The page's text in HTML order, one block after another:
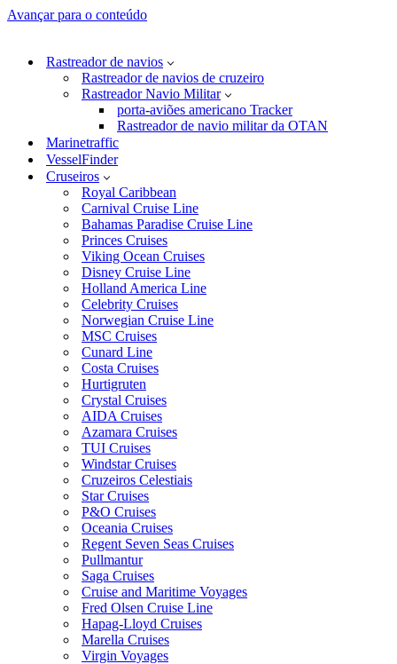
Avançar para o conteúdo
Rastreador de navios
Rastreador de navios de cruzeiro
Rastreador Navio Militar
porta-aviões americano Tracker
Rastreador de navio militar da OTAN
Marinetraffic
VesselFinder
Cruseiros
Royal Caribbean
Carnival Cruise Line
Bahamas Paradise Cruise Line
Princes Cruises
Viking Ocean Cruises
Disney Cruise Line
Holland America Line
Celebrity Cruises
Norwegian Cruise Line
MSC Cruises
Cunard Line
Costa Cruises
Hurtigruten
Crystal Cruises
AIDA Cruises
Azamara Cruises
TUI Cruises
Windstar Cruises
Cruzeiros Celestiais
Star Cruises
P&O Cruises
Oceania Cruises
Regent Seven Seas Cruises
Pullmantur
Saga Cruises
Cruise and Maritime Voyages
Fred Olsen Cruise Line
Hapag-Lloyd Cruises
Marella Cruises
Virgin Voyages